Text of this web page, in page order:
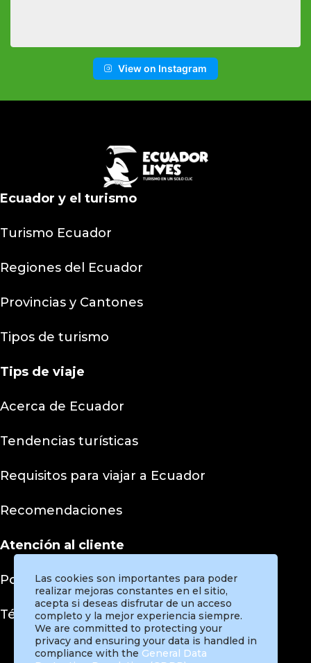
View on Instagram
Ecuador y el turismo
Turismo Ecuador
Regiones del Ecuador
Provincias y Cantones
Tipos de turismo
Tips de viaje
Acerca de Ecuador
Tendencias turísticas
Requisitos para viajar a Ecuador
Recomendaciones
Atención al cliente
Políticas de privacidad
Términos y condiciones
Las cookies son importantes para poder
realizar mejoras constantes en el sitio,
acepta si deseas disfrutar de un acceso
completo y la mejor experiencia siempre.
We are committed to protecting your
privacy and ensuring your data is handled in
compliance with the General Data